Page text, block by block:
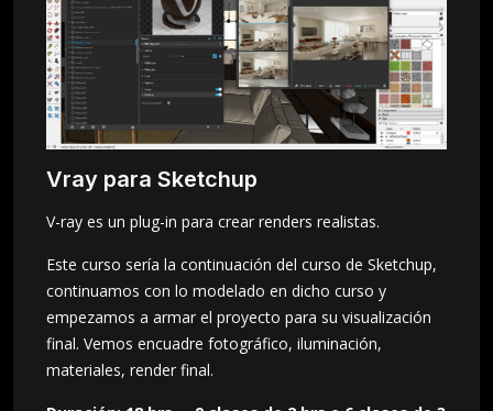
Vray para Sketchup
V-ray es un plug-in para crear renders realistas.
Este curso sería la continuación del curso de Sketchup,
continuamos con lo modelado en dicho curso y
empezamos a armar el proyecto para su visualización
final. Vemos encuadre fotográfico, iluminación,
materiales, render final.